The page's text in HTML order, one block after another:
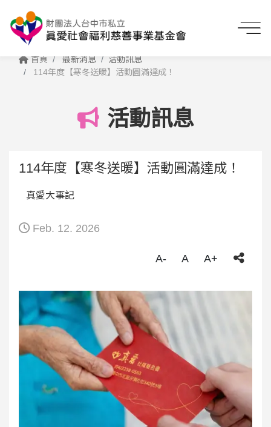
首頁 最新消息
活動訊息
114年度【寒冬送暖】活動圓滿達成！
活動訊息
114年度【寒冬送暖】活動圓滿達成！
真愛大事記
Feb. 12. 2026
A- A A+